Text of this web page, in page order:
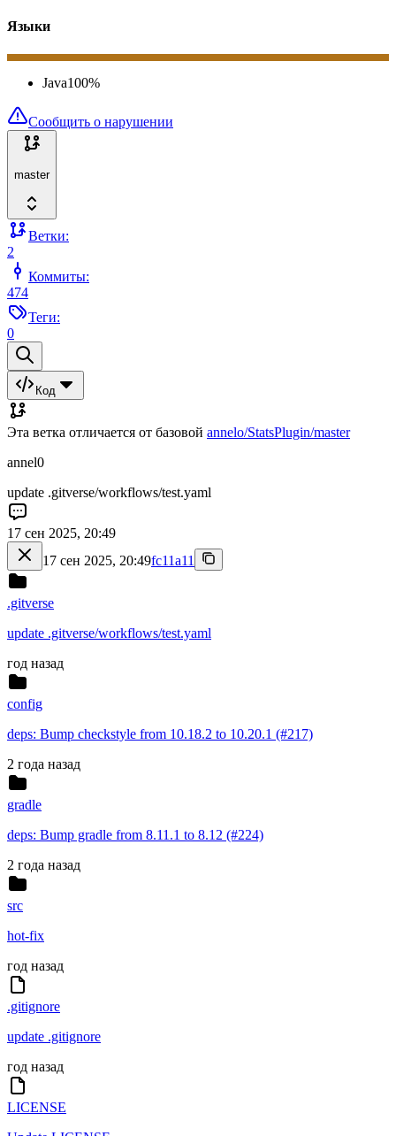
Языки
Java100%
Сообщить о нарушении
master
Ветки:
2
Коммиты:
474
Теги:
0
Код
Эта ветка отличается от базовой annelo/StatsPlugin/master
annel0
update .gitverse/workflows/test.yaml
17 сен 2025, 20:49
17 сен 2025, 20:49fc11a11
.gitverse
update .gitverse/workflows/test.yaml
год назад
config
deps: Bump checkstyle from 10.18.2 to 10.20.1 (#217)
2 года назад
gradle
deps: Bump gradle from 8.11.1 to 8.12 (#224)
2 года назад
src
hot-fix
год назад
.gitignore
update .gitignore
год назад
LICENSE